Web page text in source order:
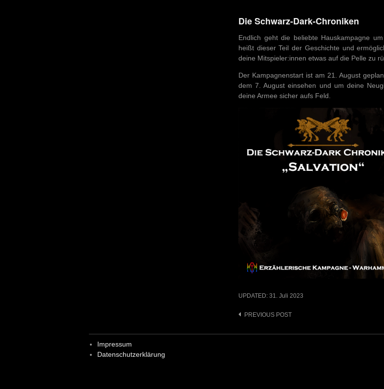
Die Schwarz-Dark-Chroniken
Endlich geht die beliebte Hauskampagne
heißt dieser Teil der Geschichte und
deine Mitspieler:innen etwas auf die Pelle zu
Der Kampagnenstart ist am 21. August
dem 7. August einsehen und um deine
deine Armee sicher aufs Feld.
UPDATED: 31. Juli 2023
Post
PREVIOUS POST
Impressum
Datenschutzerklärung